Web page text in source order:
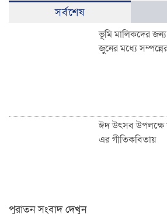
সর্বশেষ
ভূমি মালিকদের
জুনের মধ্যে
ঈদ উৎসব উপলক্ষে
এর গীতিকবিতায়
পুরাতন সংবাদ দেখুন